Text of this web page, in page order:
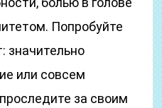
Попробуйте
значительно
или совсем
за своим